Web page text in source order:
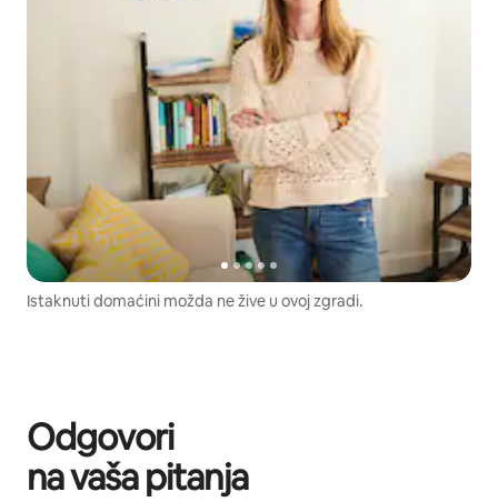
Istaknuti domaćini možda ne žive u ovoj zgradi.
Odgovori
na vaša pitanja